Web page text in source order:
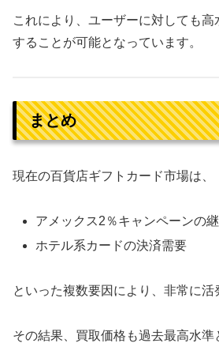
これにより、ユーザーに対しても
することが可能となっています。
まとめ
現在の百貨店ギフトカード市場は、
アメックス2％キャンペーンの
ホテル系カードの決済需要
といった複数要因により、非常に活
その結果、買取価格も過去最高水準